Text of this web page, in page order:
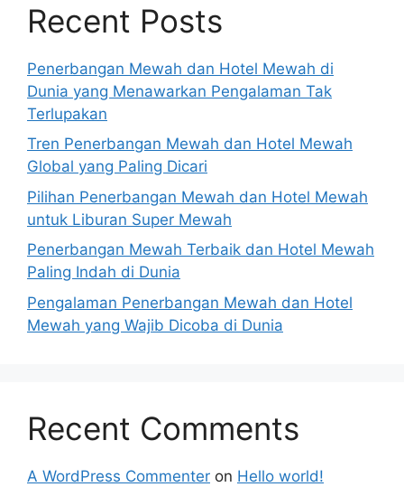
Recent Posts
Penerbangan Mewah dan Hotel Mewah di
Dunia yang Menawarkan Pengalaman Tak
Terlupakan
Tren Penerbangan Mewah dan Hotel Mewah
Global yang Paling Dicari
Pilihan Penerbangan Mewah dan Hotel Mewah
untuk Liburan Super Mewah
Penerbangan Mewah Terbaik dan Hotel Mewah
Paling Indah di Dunia
Pengalaman Penerbangan Mewah dan Hotel
Mewah yang Wajib Dicoba di Dunia
Recent Comments
A WordPress Commenter on Hello world!